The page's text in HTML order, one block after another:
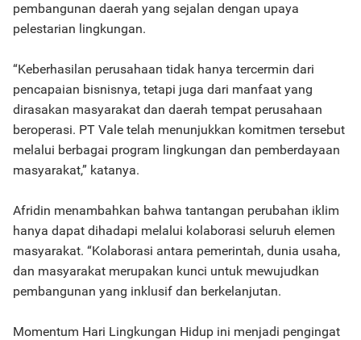
pembangunan daerah yang sejalan dengan upaya
pelestarian lingkungan.
“Keberhasilan perusahaan tidak hanya tercermin dari
pencapaian bisnisnya, tetapi juga dari manfaat yang
dirasakan masyarakat dan daerah tempat perusahaan
beroperasi. PT Vale telah menunjukkan komitmen tersebut
melalui berbagai program lingkungan dan pemberdayaan
masyarakat,” katanya.
Afridin menambahkan bahwa tantangan perubahan iklim
hanya dapat dihadapi melalui kolaborasi seluruh elemen
masyarakat. “Kolaborasi antara pemerintah, dunia usaha,
dan masyarakat merupakan kunci untuk mewujudkan
pembangunan yang inklusif dan berkelanjutan.
Momentum Hari Lingkungan Hidup ini menjadi pengingat